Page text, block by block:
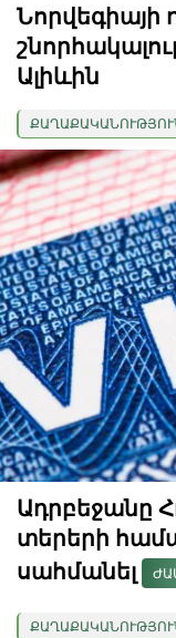
Նորվեգիայի
Ալիևին
Ադրբեջանը
տերերի
սահմանել